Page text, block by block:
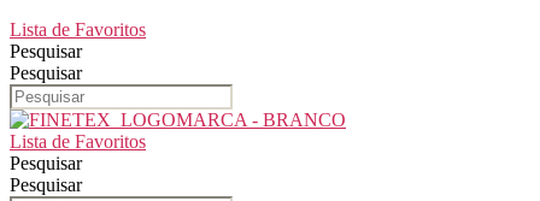
Lista de Favoritos
Pesquisar
Pesquisar
Lista de Favoritos
Pesquisar
Pesquisar